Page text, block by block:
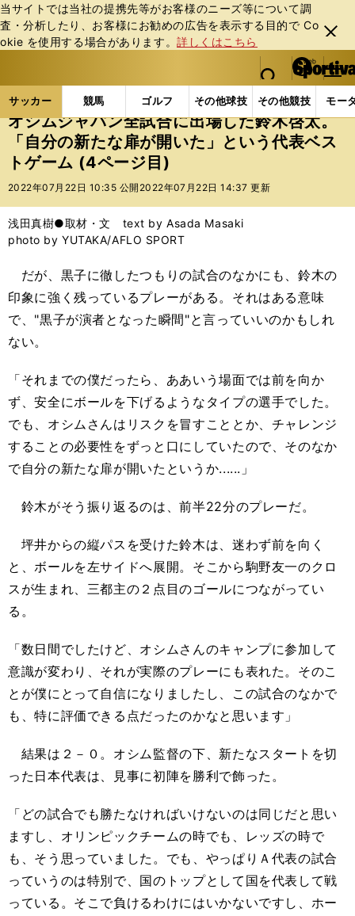
当サイトでは当社の提携先等がお客様のニーズ等について調
査・分析したり、お客様にお勧めの広告を表⽰する⽬的で Co
okie を使⽤する場合があります。詳しくはこちら
閉じ
る
web Sportiva (webスポルティーバ)
検索
マイペ
ー
ジ
メニュ
サッカー 競馬 ゴルフ その他球技 その他競技 モー
ス
ポ
ル
テ
ー
バ
サッカーの記事一覧 サッカー代表 日本代表 オ
オシムジャパン全試合に出場した鈴木啓太。
「自分の新たな扉が開いた」という代表ベス
トゲーム (4ページ目)
2022年07月22日 10:35 公開 2022年07月22日 14:37 更新
浅田真樹●取材・文 text by Asada Masaki
photo by YUTAKA/AFLO SPORT
だが、黒子に徹したつもりの試合のなかにも、鈴木の
印象に強く残っているプレーがある。それはある意味
で、"黒子が演者となった瞬間"と言っていいのかもしれ
ない。
「それまでの僕だったら、ああいう場面では前を向か
ず、安全にボールを下げるようなタイプの選手でした。
でも、オシムさんはリスクを冒すこととか、チャレンジ
することの必要性をずっと口にしていたので、そのなか
で自分の新たな扉が開いたというか......」
鈴木がそう振り返るのは、前半22分のプレーだ。
坪井からの縦パスを受けた鈴木は、迷わず前を向く
と、ボールを左サイドへ展開。そこから駒野友一のクロ
スが生まれ、三都主の２点目のゴールにつながってい
る。
「数日間でしたけど、オシムさんのキャンプに参加して
意識が変わり、それが実際のプレーにも表れた。そのこ
とが僕にとって自信になりましたし、この試合のなかで
も、特に評価できる点だったのかなと思います」
結果は２－０。オシム監督の下、新たなスタートを切
った日本代表は、見事に初陣を勝利で飾った。
「どの試合でも勝たなければいけないのは同じだと思い
ますし、オリンピックチームの時でも、レッズの時で
も、そう思っていました。でも、やっぱりＡ代表の試合
っていうのは特別で、国のトップとして国を代表して戦
っている。そこで負けるわけにはいかないですし、ホー